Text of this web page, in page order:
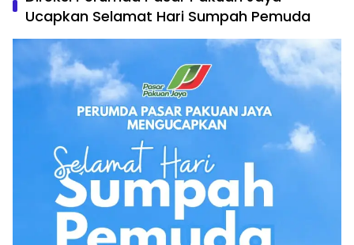
Ucapkan Selamat Hari Sumpah Pemuda